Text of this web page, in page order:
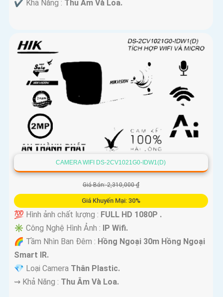
️✔️ Khả Năng : Thu Âm Và Loa.
CAMERA WIFI DS-2CV1021G0-IDW1(D)
Giá Bán: 2,310,000 ₫
Giá Khuyến Mại: 30%
💯 Hình ảnh chất lượng : FULL HD 1080P .
✳️ Công Nghệ Hình Ảnh : IP Wifi.
🌈 Tầm Nhìn Ban Đêm : Hồng Ngoại 30m Hồng Ngoại
Smart IR.
💎 Loại Camera Thân Plastic.
️⇝ Khả Năng : Thu Âm Và Loa.